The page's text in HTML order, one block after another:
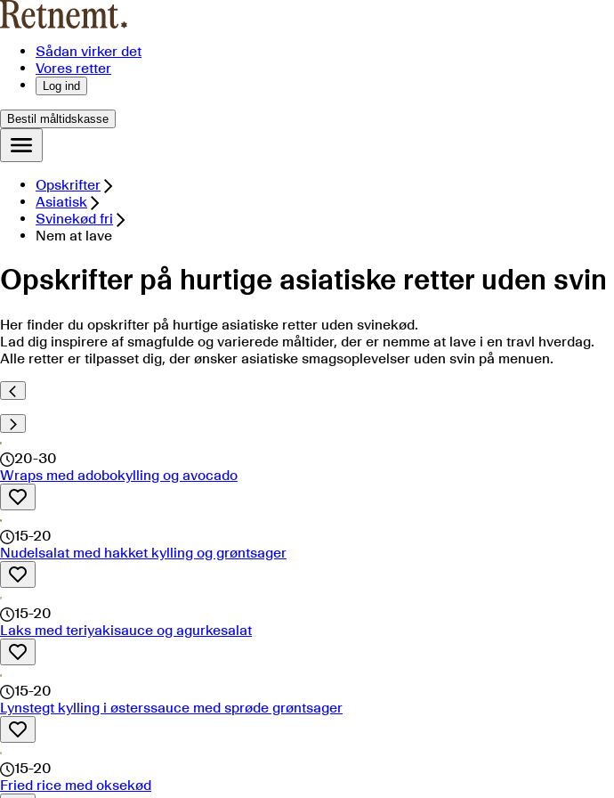
Sådan virker det
Vores retter
Log ind
Bestil måltidskasse
Opskrifter
Asiatisk
Svinekød fri
Nem at lave
Opskrifter på hurtige asiatiske retter uden svin
Her finder du opskrifter på hurtige asiatiske retter uden svinekød.
Lad dig inspirere af smagfulde og varierede måltider, der er nemme at lave i en travl hverdag.
Alle retter er tilpasset dig, der ønsker asiatiske smagsoplevelser uden svin på menuen.
20-30
Wraps med adobokylling og avocado
15-20
Nudelsalat med hakket kylling og grøntsager
15-20
Laks med teriyakisauce og agurkesalat
15-20
Lynstegt kylling i østerssauce med sprøde grøntsager
15-20
Fried rice med oksekød